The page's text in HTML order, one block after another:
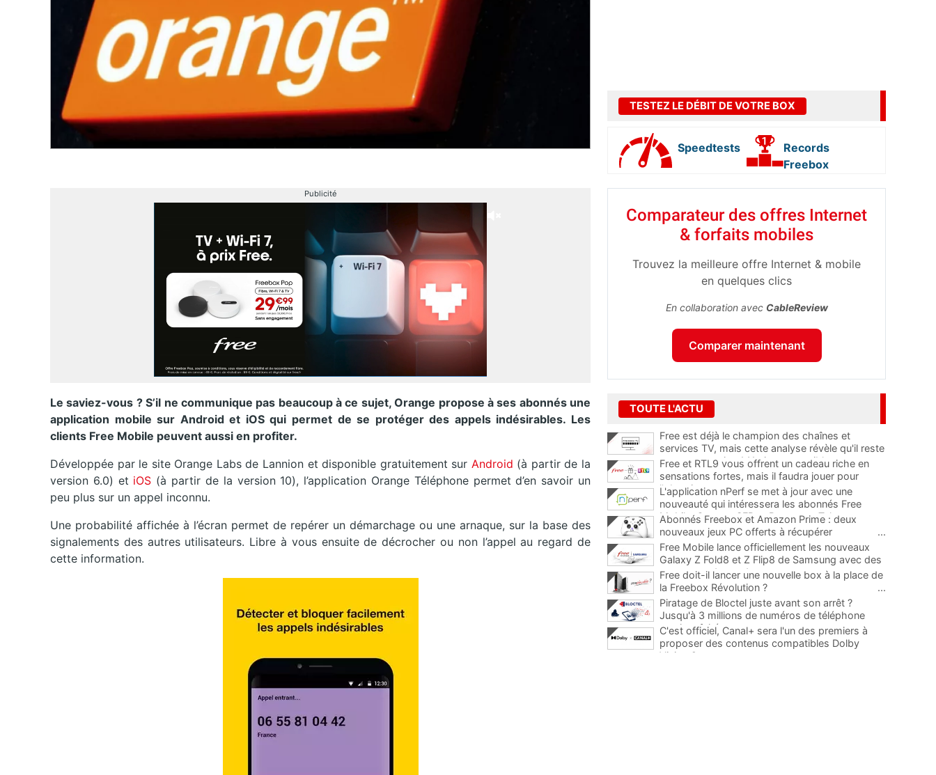
Publicité
Le saviez-vous ? S’il ne communique pas beaucoup à ce sujet, Orange propose à ses abonnés une
application mobile sur Android et iOS qui permet de se protéger des appels indésirables. Les
clients Free Mobile peuvent aussi en profiter.
Développée par le site Orange Labs de Lannion et disponible gratuitement sur Android (à partir de la
version 6.0) et iOS (à partir de la version 10), l’application Orange Téléphone permet d’en savoir un
peu plus sur un appel inconnu.
Une probabilité affichée à l’écran permet de repérer un démarchage ou une arnaque, sur la base des
signalements des autres utilisateurs. Libre à vous ensuite de décrocher ou non l’appel au regard de
cette information.
TESTEZ LE DÉBIT DE VOTRE BOX
Speedtests
Records
Freebox
Comparateur des offres Internet
& forfaits mobiles
Trouvez la meilleure offre Internet & mobile
en quelques clics
En collaboration avec CableReview
Comparer maintenant
TOUTE L'ACTU
Free est déjà le champion des chaînes et
services TV, mais cette analyse révèle qu'il reste
encore au moins 141 ajouts possibles
Free et RTL9 vous offrent un cadeau riche en
sensations fortes, mais il faudra jouer pour
l'obtenir
L'application nPerf se met à jour avec une
nouveauté qui intéressera les abonnés Free
Mobile, Orange, SFR et Bouygues Telecom
Abonnés Freebox et Amazon Prime : deux
nouveaux jeux PC offerts à récupérer
...
Free Mobile lance officiellement les nouveaux
Galaxy Z Fold8 et Z Flip8 de Samsung avec des
promos et des cadeaux
...
Free doit-il lancer une nouvelle box à la place de
la Freebox Révolution ?
...
Piratage de Bloctel juste avant son arrêt ?
Jusqu'à 3 millions de numéros de téléphone
auraient fuité
C'est officiel, Canal+ sera l'un des premiers à
proposer des contenus compatibles Dolby
Vision 2